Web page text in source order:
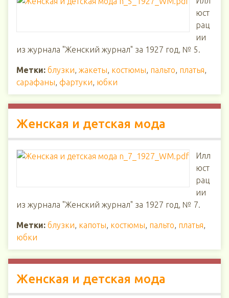
юст
рац
ии
из журнала "Женский журнал" за 1927 год, № 5.
Метки: блузки, жакеты, костюмы, пальто, платья,
сарафаны, фартуки, юбки
Женская и детская мода
Илл
юст
рац
ии
из журнала "Женский журнал" за 1927 год, № 7.
Метки: блузки, капоты, костюмы, пальто, платья,
юбки
Женская и детская мода